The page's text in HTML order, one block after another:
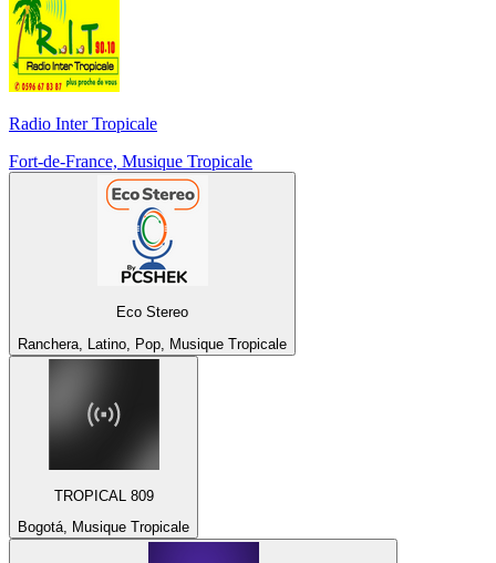
Radio Inter Tropicale
Fort-de-France, Musique Tropicale
Eco Stereo
Ranchera, Latino, Pop, Musique Tropicale
TROPICAL 809
Bogotá, Musique Tropicale